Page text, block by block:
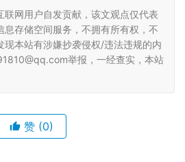
联网用户自发贡献，该文观点仅代表
息存储空间服务，不拥有所有权，不
现本站有涉嫌抄袭侵权/违法违规的内
举报，一经查实，本站
赞 (0)